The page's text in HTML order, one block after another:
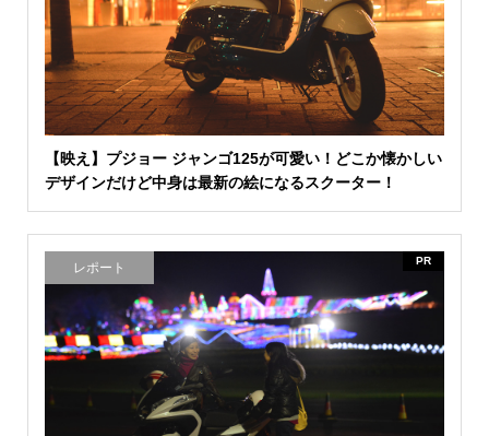
【映え】プジョー ジャンゴ125が可愛い！どこか懐かしい
デザインだけど中身は最新の絵になるスクーター！
レポート PR